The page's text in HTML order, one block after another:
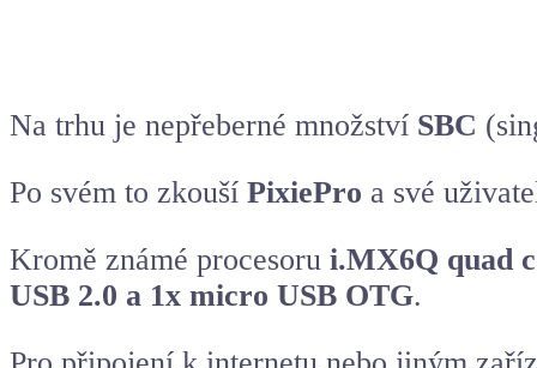
Na trhu je nepřeberné množství SBC
Po svém to zkouší PixiePro a své
Kromě známé procesoru i.MX6Q quad
USB 2.0 a 1x micro USB OTG.